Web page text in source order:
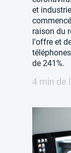
et
raison du
l'offre et
de 241%.
4 min de